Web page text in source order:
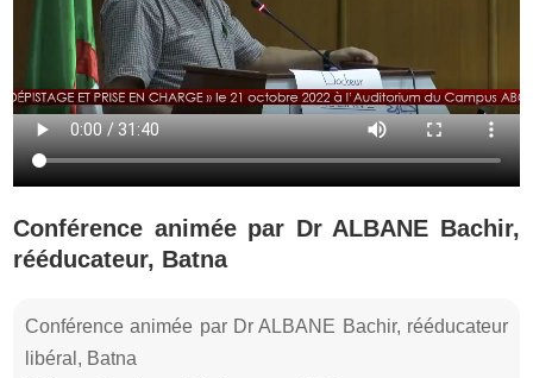
Conférence animée par Dr ALBANE Bachir,
rééducateur, Batna
Conférence animée par Dr ALBANE Bachir, rééducateur
libéral, Batna